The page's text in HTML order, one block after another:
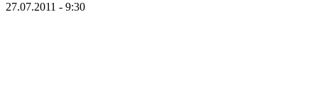
27.07.2011 - 9:30